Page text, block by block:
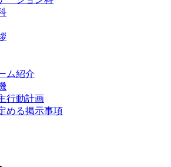
ム紹介
行動計画
める掲示事項